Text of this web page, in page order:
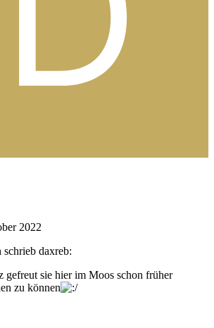
2022
daxreb:
gefreut sie hier im Moos schon früher
zu können